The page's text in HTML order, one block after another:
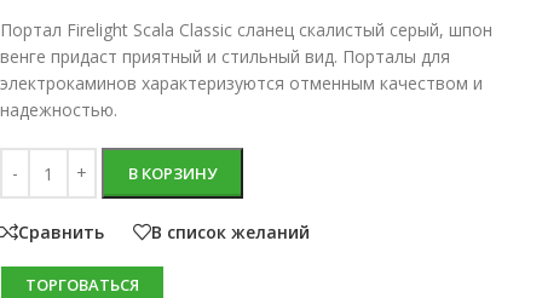
Портал Firelight Scala Classic сланец скалистый серый, шпон
венге придаст приятный и стильный вид. Порталы для
электрокаминов характеризуются отменным качеством и
надежностью.
В КОРЗИНУ
Сравнить В список желаний
ТОРГОВАТЬСЯ